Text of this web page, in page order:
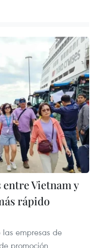
Vietnam y
rápido
empresas de
promoción